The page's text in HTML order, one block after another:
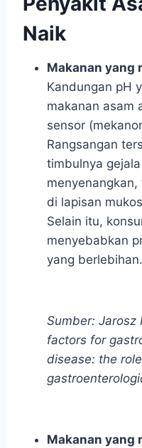
Naik
Makanan yang
Kandungan pH
makanan asam
sensor
Rangsangan
timbulnya
di lapisan
Selain itu,
menyebabkan
yang berlebihan.
Sumber: Jarosz
factors for
disease: the
Makanan yang